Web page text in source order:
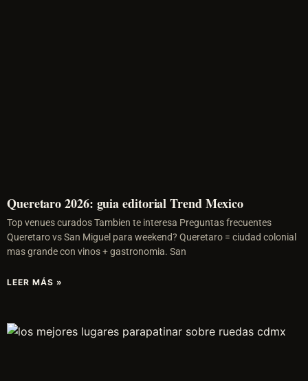
Queretaro 2026: guia editorial Trend Mexico
Top venues curados Tambien te interesa Preguntas frecuentes
Queretaro vs San Miguel para weekend? Queretaro = ciudad colonial
mas grande con vinos + gastronomia. San
LEER MÁS »